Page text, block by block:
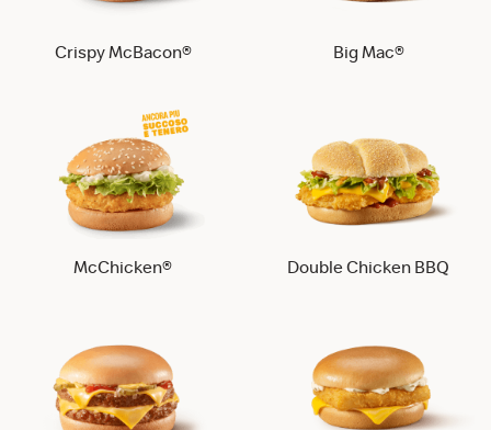
Crispy McBacon® Big Mac®
McChicken® Double Chicken BBQ